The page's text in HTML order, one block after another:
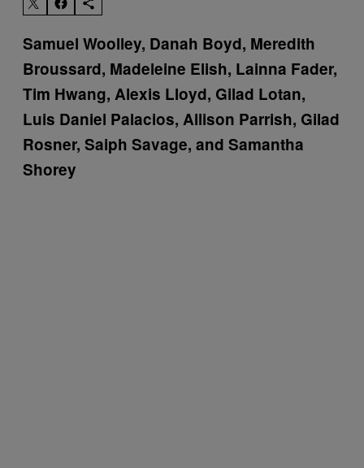
Samuel Woolley, Danah Boyd, Meredith
Broussard, Madeleine Elish, Lainna Fader,
Tim Hwang, Alexis Lloyd, Gilad Lotan,
Luis Daniel Palacios, Allison Parrish, Gilad
Rosner, Saiph Savage, and Samantha
Shorey